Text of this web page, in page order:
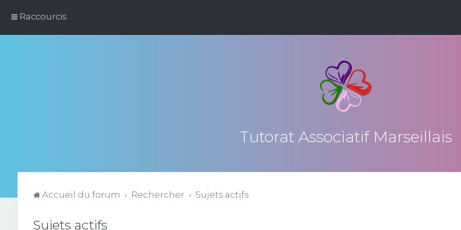
Raccourcis
Tutorat Associatif Marseillais
Accueil du forum Rechercher Sujets actifs
Sujets actifs